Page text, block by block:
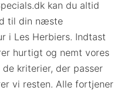
kan du altid
til din næste
i Les Herbiers. Indtast
hurtigt og nemt vores
kriterier, der passer
vi resten. Alle fortjener